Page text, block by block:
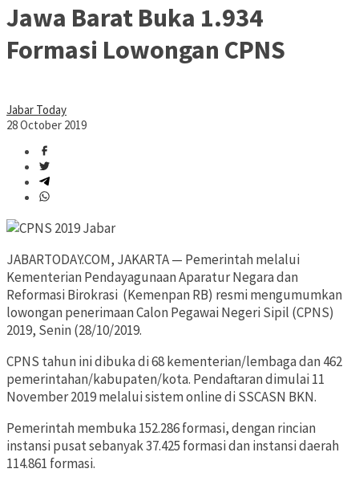
Jawa Barat Buka 1.934
Formasi Lowongan CPNS
Jabar Today
28 October 2019
JABARTODAY.COM, JAKARTA — Pemerintah melalui
Kementerian Pendayagunaan Aparatur Negara dan
Reformasi Birokrasi (Kemenpan RB) resmi mengumumkan
lowongan penerimaan Calon Pegawai Negeri Sipil (CPNS)
2019, Senin (28/10/2019.
CPNS tahun ini dibuka di 68 kementerian/lembaga dan 462
pemerintahan/kabupaten/kota. Pendaftaran dimulai 11
November 2019 melalui sistem online di SSCASN BKN.
Pemerintah membuka 152.286 formasi, dengan rincian
instansi pusat sebanyak 37.425 formasi dan instansi daerah
114.861 formasi.